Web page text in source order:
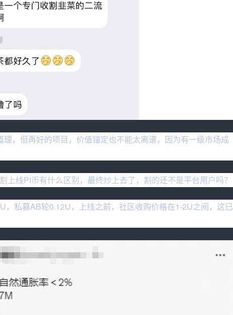
，但再好的项目，价值锚定也不能太离谱，因为有一级市场成
上线PI币有什么区别，最终炒上去了，割的还不是平台用户吗？
，私募AB轮0.12U，上线之前，社区收购价格在1-2U之间，这已